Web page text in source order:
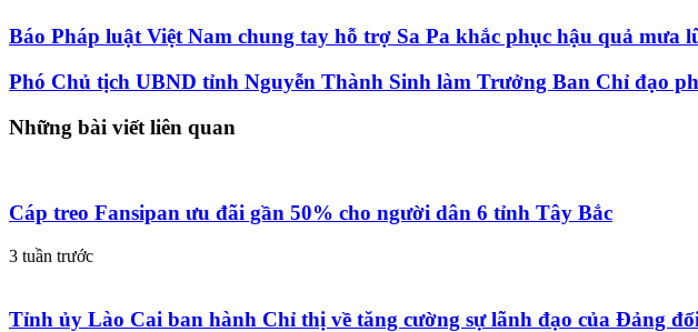
sẻ
email
Báo Pháp luật Việt Nam chung tay hỗ trợ Sa Pa khắc phục hậu quả mưa
Phó Chủ tịch UBND tỉnh Nguyễn Thành Sinh làm Trưởng Ban Chỉ đạo
Những bài viết liên quan
Cáp treo Fansipan ưu đãi gần 50% cho người dân 6 tỉnh Tây Bắc
3 tuần trước
Tỉnh ủy Lào Cai ban hành Chỉ thị về tăng cường sự lãnh đạo của Đảng